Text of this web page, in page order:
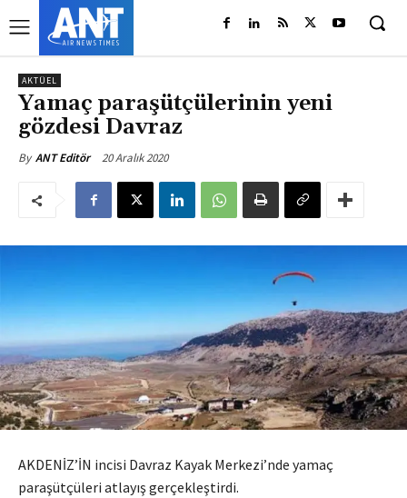
AKTÜEL
Yamaç paraşütçülerinin yeni
gözdesi Davraz
By ANT Editör 20 Aralık 2020
AKDENİZ’İN incisi Davraz Kayak Merkezi’nde yamaç
paraşütçüleri atlayış gerçekleştirdi.